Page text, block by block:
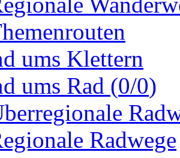
ums Klettern
ums Rad (0/0)
Radwege